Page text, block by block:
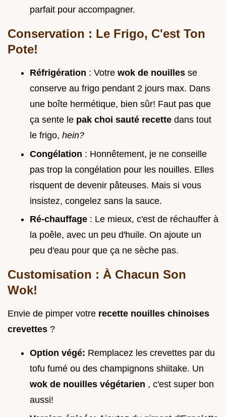
parfait pour accompagner.
Conservation : Le Frigo, C'est Ton
Pote!
Réfrigération : Votre wok de nouilles se
conserve au frigo pendant 2 jours max. Dans
une boîte hermétique, bien sûr! Faut pas que
ça sente le pak choi sauté recette dans tout
le frigo, hein?
Congélation : Honnêtement, je ne conseille
pas trop la congélation pour les nouilles. Elles
risquent de devenir pâteuses. Mais si vous
insistez, congelez sans la sauce.
Ré-chauffage : Le mieux, c'est de réchauffer à
la poêle, avec un peu d'huile. On ajoute un
peu d'eau pour que ça ne sèche pas.
Customisation : À Chacun Son
Wok!
Envie de pimper votre recette nouilles chinoises
crevettes ?
Option végé: Remplacez les crevettes par du
tofu fumé ou des champignons shiitake. Un
wok de nouilles végétarien , c'est super bon
aussi!